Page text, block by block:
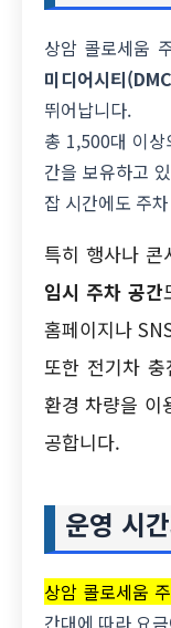
상암 콜로세움
미디어시티
뛰어납니다.
총 1,500대 이
간을 보유하고
잡 시간에도 주
특히 행사나
임시 주차 공간
홈페이지나
또한 전기차
환경 차량을 이
공합니다.
운영 시
상암 콜로세움
간대에 따라 요